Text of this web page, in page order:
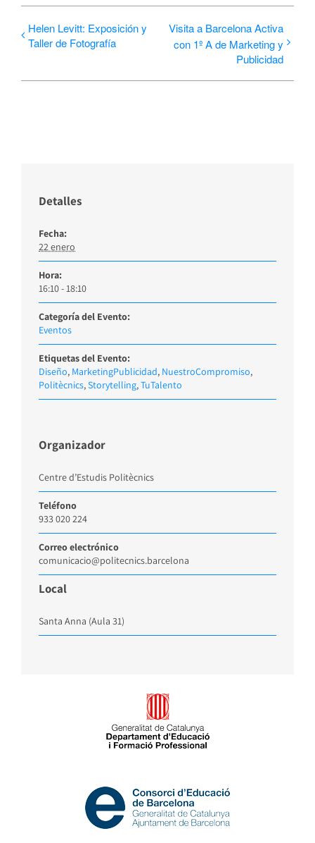
Helen Levitt: Exposición y
Taller de Fotografía
Visita a Barcelona Activa
con 1º A de Marketing y
Publicidad
Detalles
Fecha:
22 enero
Hora:
16:10 - 18:10
Categoría del Evento:
Eventos
Etiquetas del Evento:
Diseño, MarketingPublicidad, NuestroCompromiso,
Politècnics, Storytelling, TuTalento
Local
Santa Anna (Aula 31)
Organizador
Centre d’Estudis Politècnics
Teléfono
933 020 224
Correo electrónico
comunicacio@politecnics.barcelona